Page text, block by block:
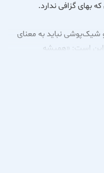
بهای گزافی ندارد.
شیک‌پوشی نباید به معنای
این است: «همیشه
مجموعه‌ای از پوشاک
شما هوشمندانه‌ترین
هم چشم‌نواز است و هم با